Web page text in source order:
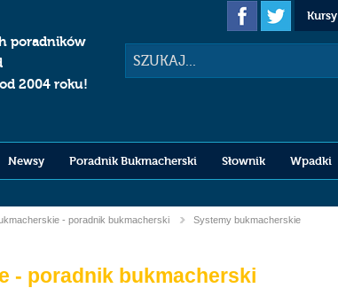
Kursy
poradników
2004 roku!
Szukaj
Newsy Poradnik Bukmacherski Słownik Wpadki
- poradnik bukmacherski
Systemy bukmacherskie
- poradnik bukmacherski